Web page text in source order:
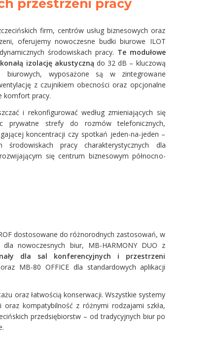
przestrzeni pracy
firm, centrów usług biznesowych oraz
oferujemy nowoczesne budki biurowe ILOT
środowiskach pracy. Te modułowe
izolację akustyczną do 32 dB – kluczową
biurowych, wyposażone są w zintegrowane
z czujnikiem obecności oraz opcjonalne
komfort pracy.
i rekonfigurować według zmieniających się
prywatne strefy do rozmów telefonicznych,
koncentracji czy spotkań jeden-na-jeden –
środowiskach pracy charakterystycznych dla
się centrum biznesowym północno-
dostosowane do różnorodnych zastosowań, w
nowoczesnych biur, MB-HARMONY DUO z
dla sal konferencyjnych i przestrzeni
MB-80 OFFICE dla standardowych aplikacji
oraz łatwością konserwacji. Wszystkie systemy
kompatybilność z różnymi rodzajami szkła,
przedsiębiorstw – od tradycyjnych biur po